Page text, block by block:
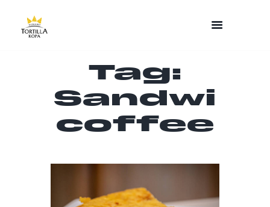
Tag:
Sandwi
coffee